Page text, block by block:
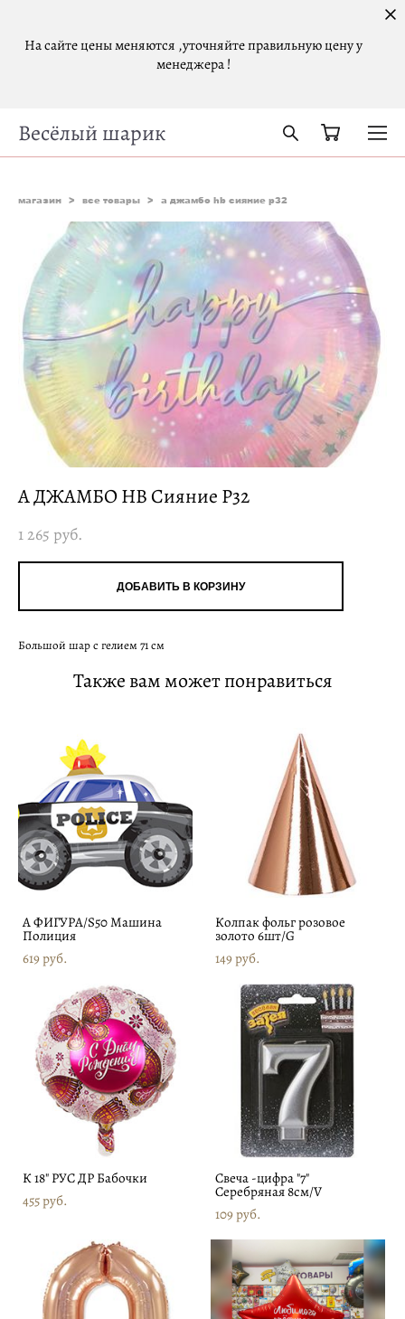
На сайте цены меняются ,уточняйте правильную цену у
менеджера !
Весёлый шарик
магазин > все товары > а джамбо hb сияние p32
А ДЖАМБО HB Сияние P32
1 265 pуб.
ДОБАВИТЬ В КОРЗИНУ
Большой шар с гелием 71 см
Также вам может понравиться
А ФИГУРА/S50 Машина
Полиция
619 pуб.
Колпак фольг розовое
золото 6шт/G
149 pуб.
К 18" РУС ДР Бабочки
455 pуб.
Свеча -цифра "7"
Серебряная 8см/V
109 pуб.